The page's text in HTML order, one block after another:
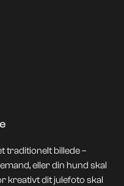
traditionelt billede –
eller din hund skal
kreativt dit julefoto skal